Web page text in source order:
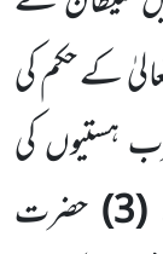
کے حکم کی
ہستیوں کی
(3)
حضرت